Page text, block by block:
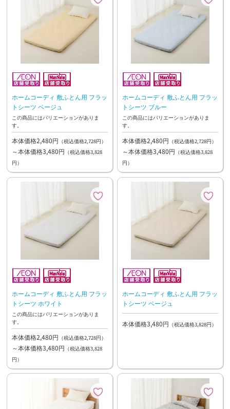
ホームコーディ 敷ふとん用 フラッ
トシーツ ベージュ
この商品にはバリエーションがありま
す。
本体価格2,480円 （税込価格2,728円）
～本体価格3,480円 （税込価格3,828
円）
ホームコーディ 敷ふとん用 フラッ
トシーツ ブルー
この商品にはバリエーションがありま
す。
本体価格2,480円 （税込価格2,728円）
～本体価格3,480円 （税込価格3,828
円）
ホームコーディ 敷ふとん用 フラッ
トシーツ ホワイト
この商品にはバリエーションがありま
す。
本体価格2,480円 （税込価格2,728円）
～本体価格3,480円 （税込価格3,828
円）
ホームコーディ 敷ふとん用 フラッ
トシーツ ベージュ
本体価格3,480円 （税込価格3,828円）